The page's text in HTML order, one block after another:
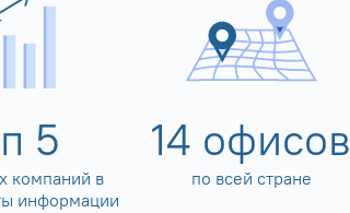
5
компаний в
информации
14 офисов
по всей стране